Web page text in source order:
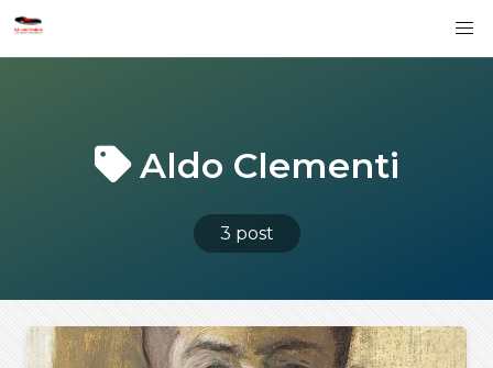
Aldo Clementi
3 post